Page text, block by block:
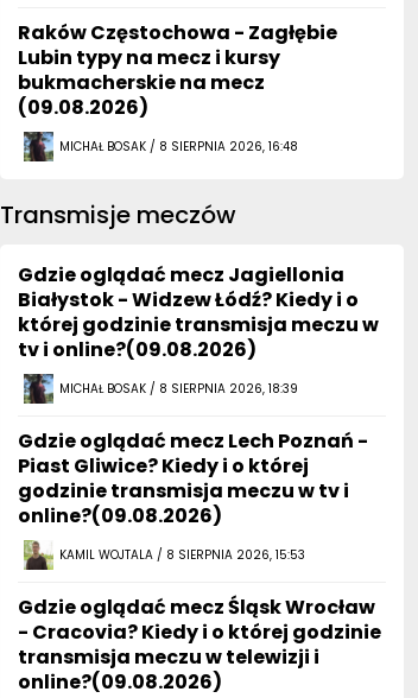
Raków Częstochowa - Zagłębie
Lubin typy na mecz i kursy
bukmacherskie na mecz
(09.08.2026)
MICHAŁ BOSAK / 8 SIERPNIA 2026, 16:48
Transmisje meczów
Gdzie oglądać mecz Jagiellonia
Białystok - Widzew Łódź? Kiedy i o
której godzinie transmisja meczu w
tv i online?(09.08.2026)
MICHAŁ BOSAK / 8 SIERPNIA 2026, 18:39
Gdzie oglądać mecz Lech Poznań -
Piast Gliwice? Kiedy i o której
godzinie transmisja meczu w tv i
online?(09.08.2026)
KAMIL WOJTALA / 8 SIERPNIA 2026, 15:53
Gdzie oglądać mecz Śląsk Wrocław
- Cracovia? Kiedy i o której godzinie
transmisja meczu w telewizji i
online?(09.08.2026)